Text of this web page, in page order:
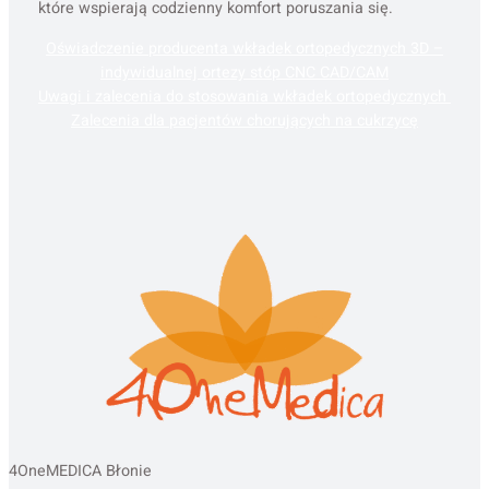
które wspierają codzienny komfort poruszania się.
4OneMEDICA Błonie